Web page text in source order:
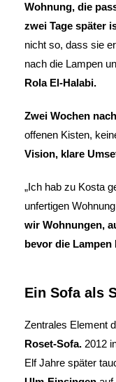
Wohnung, die
zwei Tage später
nicht so, dass sie
nach die Lampen
Rola El-Halabi.
Zwei Wochen
offenen Kisten,
Vision, klare
„Ich hab zu Kosta
unfertigen
wir Wohnungen,
bevor die Lampen
Ein Sofa als
Zentrales Element
Roset-Sofa. 2012
Elf Jahre später